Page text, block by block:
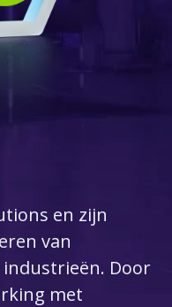
en zijn
van
Door
met